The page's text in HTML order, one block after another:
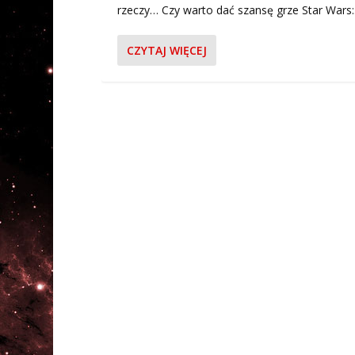
rzeczy… Czy warto dać szansę grze Star
CZYTAJ WIĘCEJ